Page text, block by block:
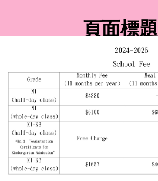
頁面標題
此輸入文字